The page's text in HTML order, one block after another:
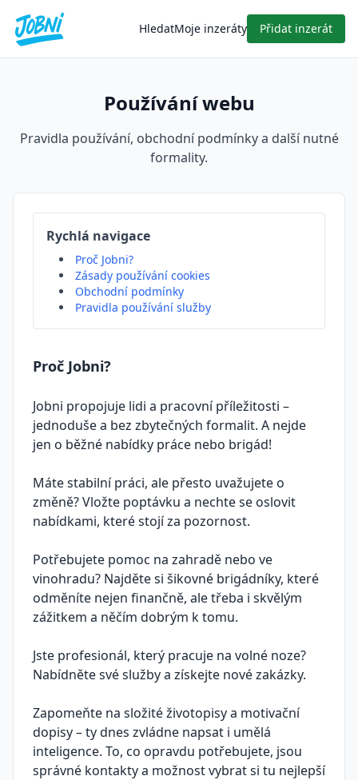
HledatMoje inzeráty Přidat inzerát
Používání webu
Pravidla používání, obchodní podmínky a další nutné
formality.
Rychlá navigace
Proč Jobni?
Zásady používání cookies
Obchodní podmínky
Pravidla používání služby
Proč Jobni?
Jobni propojuje lidi a pracovní příležitosti –
jednoduše a bez zbytečných formalit. A nejde
jen o běžné nabídky práce nebo brigád!
Máte stabilní práci, ale přesto uvažujete o
změně? Vložte poptávku a nechte se oslovit
nabídkami, které stojí za pozornost.
Potřebujete pomoc na zahradě nebo ve
vinohradu? Najděte si šikovné brigádníky, které
odměníte nejen finančně, ale třeba i skvělým
zážitkem a něčím dobrým k tomu.
Jste profesionál, který pracuje na volné noze?
Nabídněte své služby a získejte nové zakázky.
Zapomeňte na složité životopisy a motivační
dopisy – ty dnes zvládne napsat i umělá
inteligence. To, co opravdu potřebujete, jsou
správné kontakty a možnost vybrat si tu nejlepší